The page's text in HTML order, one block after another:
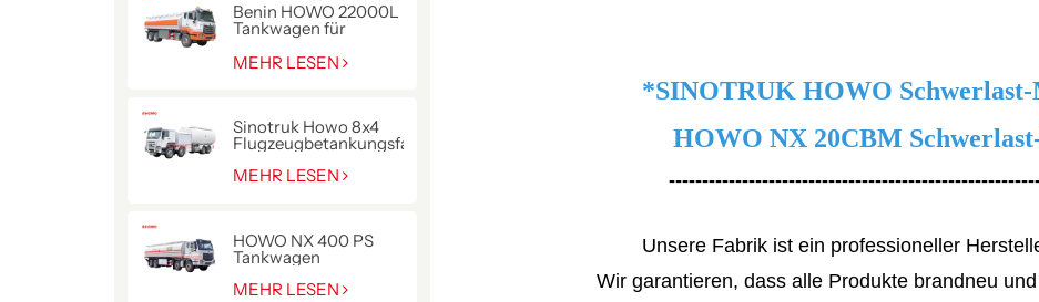
Benin HOWO 22000L
Tankwagen für
Kraftstofflieferung
MEHR LESEN
Sinotruk Howo 8x4
Flugzeugbetankungsfahrzeug
MEHR LESEN
HOWO NX 400 PS
Tankwagen
MEHR LESEN
*SINOTRUK HOWO
HOWO NX 20CBM
Unsere Fabrik ist ein professioneller
Wir garantieren, dass alle Produkte brandneu